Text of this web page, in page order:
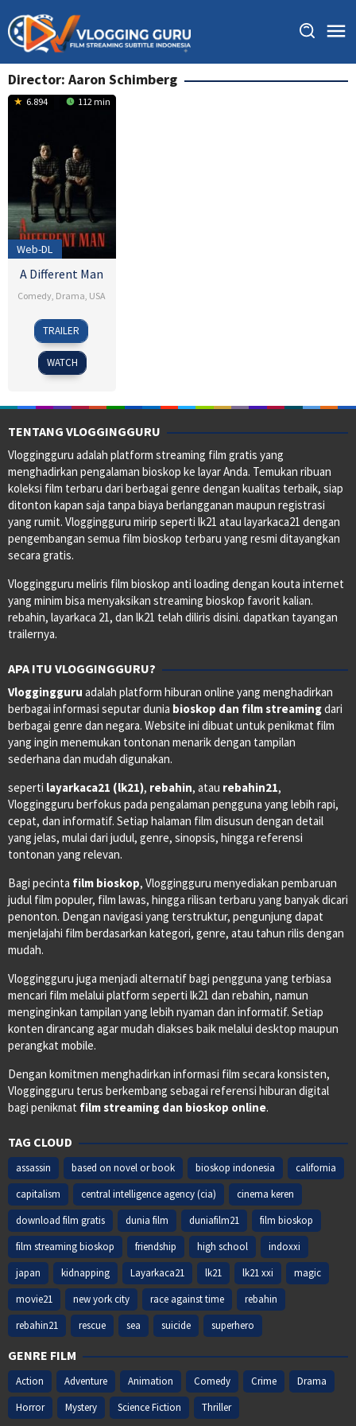
to
content
Director: Aaron Schimberg
6.894 112 min
Web-DL
A Different Man
Comedy Drama USA
24
Aug
2024
Aaron
Schimberg
TRAILER
WATCH
TENTANG VLOGGINGGURU
Vloggingguru adalah platform streaming film gratis yang
menghadirkan pengalaman bioskop ke layar Anda. Temukan ribuan
koleksi film terbaru dari berbagai genre dengan kualitas terbaik, siap
ditonton kapan saja tanpa biaya berlangganan maupun registrasi
yang rumit. Vloggingguru mirip seperti lk21 atau layarkaca21 dengan
pengembangan semua film bioskop terbaru yang resmi ditayangkan
secara gratis.
Vloggingguru meliris film bioskop anti loading dengan kouta internet
yang minim bisa menyaksikan streaming bioskop favorit kalian.
rebahin, layarkaca 21, dan lk21 telah diliris disini. dapatkan tayangan
trailernya.
APA ITU VLOGGINGGURU?
Vloggingguru adalah platform hiburan online yang menghadirkan
berbagai informasi seputar dunia bioskop dan film streamingdari
berbagai genre dan negara. Website ini dibuat untuk penikmat film
yang ingin menemukan tontonan menarik dengan tampilan
sederhana dan mudah digunakan.
seperti layarkaca21 (lk21), rebahin, atau rebahin21,
Vloggingguru berfokus pada pengalaman pengguna yang lebih rapi,
cepat, dan informatif. Setiap halaman film disusun dengan detail
yang jelas, mulai dari judul, genre, sinopsis, hingga referensi
tontonan yang relevan.
Bagi pecinta film bioskop, Vloggingguru menyediakan pembaruan
judul film populer, film lawas, hingga rilisan terbaru yang banyak dicari
penonton. Dengan navigasi yang terstruktur, pengunjung dapat
menjelajahi film berdasarkan kategori, genre, atau tahun rilis dengan
mudah.
Vloggingguru juga menjadi alternatif bagi pengguna yang terbiasa
mencari film melalui platform seperti lk21 dan rebahin, namun
menginginkan tampilan yang lebih nyaman dan informatif. Setiap
konten dirancang agar mudah diakses baik melalui desktop maupun
perangkat mobile.
Dengan komitmen menghadirkan informasi film secara konsisten,
Vloggingguru terus berkembang sebagai referensi hiburan digital
bagi penikmat film streaming dan bioskop online.
TAG CLOUD
assassin based on novel or book bioskop indonesia
california
capitalism
central intelligence agency (cia)
cinema keren
download film gratis
dunia film duniafilm21
film bioskop
film streaming bioskop
friendship high school
indoxxi
japan
kidnapping Layarkaca21 lk21 lk21 xxi
magic
movie21
new york city race against time
rebahin
rebahin21
rescue sea suicide superhero
GENRE FILM
Action Adventure Animation Comedy Crime
Drama
Horror
Mystery Science Fiction Thriller